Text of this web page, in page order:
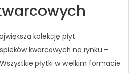
kolekcję płyt
kwarcowych na rynku –
Wszystkie płytki w wielkim formacie